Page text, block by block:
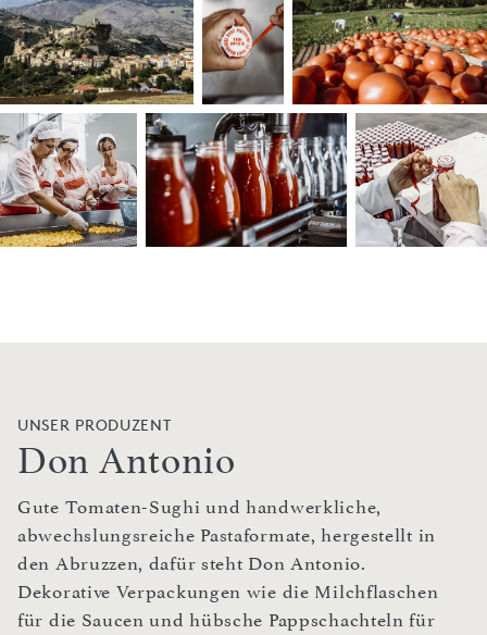
UNSER PRODUZENT
Don Antonio
Gute Tomaten-Sughi und handwerkliche,
abwechslungsreiche Pastaformate, hergestellt in
den Abruzzen, dafür steht Don Antonio.
Dekorative Verpackungen wie die Milchflaschen
für die Saucen und hübsche Pappschachteln für